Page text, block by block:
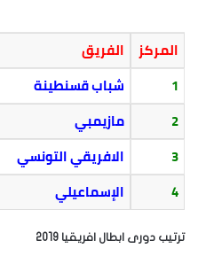
المركز الفريق
1
شباب قسنطينة
2
مازيمبي
3
الافريقي التونسي
4
الإسماعيلي
ترتيب دورى ابطال افريقيا 2019